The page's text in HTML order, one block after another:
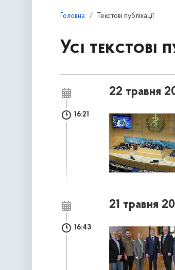
Головна Текстові публікації
Усі текстові
22 травня
16:21
21 травня
16:43